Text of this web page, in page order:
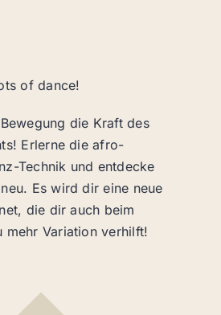
of dance!
die Kraft des
Erlerne die afro-
Technik und entdecke
Es wird dir eine neue
die dir auch beim
mehr Variation verhilft!